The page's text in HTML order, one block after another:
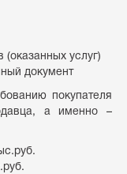
(оказанных услуг)
документ
покупателя
а именно –